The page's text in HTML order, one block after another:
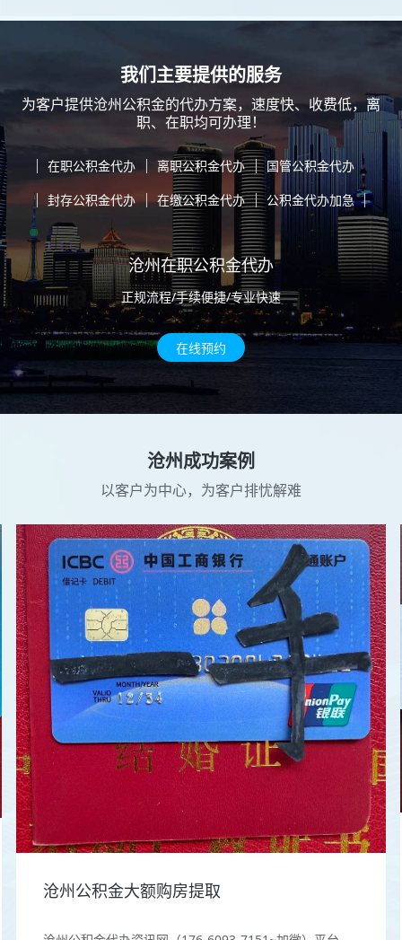
我们主要提供的服务
为客户提供沧州公积金的代办方案，速度快、收费低，离
职、在职均可办理！
在职公积金代办 离职公积金代办
国管公积金代办
封存公积金代办
在缴公积金代办 公积金代办加急
沧州在职公积金代办
正规流程/手续便捷/专业快速
在线预约
沧州成功案例
以客户为中心，为客户排忧解难
沧州公积金大额购房提取